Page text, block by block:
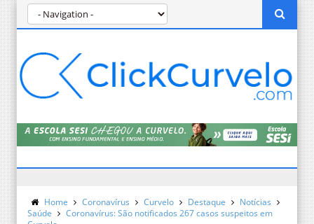
Home Coronavírus Curvelo Destaque
Notícias
Saúde
Coronavírus: São notificados 267 casos suspeitos em